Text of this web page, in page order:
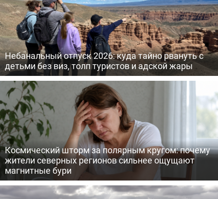
Небанальный отпуск 2026: куда тайно рвануть с
детьми без виз, толп туристов и адской жары
Космический шторм за полярным кругом: почему
жители северных регионов сильнее ощущают
магнитные бури